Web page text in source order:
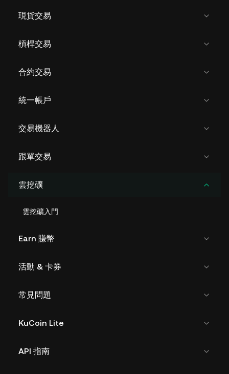
現貨交易
槓桿交易
合約交易
統一帳戶
交易機器人
跟單交易
雲挖礦
雲挖礦入門
Earn 賺幣
活動 & 卡券
常見問題
KuCoin Lite
API 指南